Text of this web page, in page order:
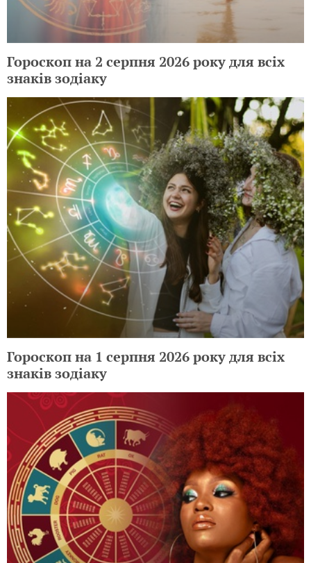
Гороскоп на 2 серпня 2026 року для всіх
знаків зодіаку
Гороскоп на 1 серпня 2026 року для всіх
знаків зодіаку